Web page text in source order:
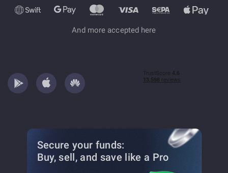
And more accepted here
Secure your funds:
Buy, sell, and save like a Pro